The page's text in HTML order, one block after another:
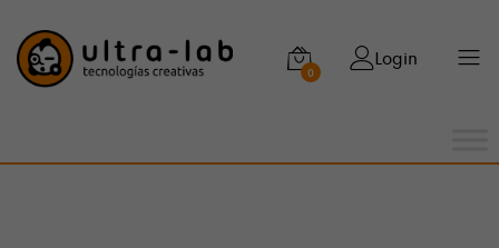
0
Login